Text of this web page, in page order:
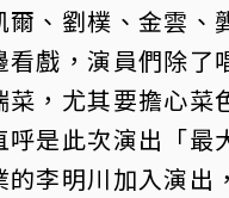
、劉樸、金雲、
戲，演員們除了
菜，尤其要擔心菜
是此次演出「最
李明川加入演出